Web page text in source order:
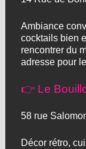
Ambiance
cocktails bien
rencontrer du
adresse pour
👉 Le
58 rue
Décor rétro,